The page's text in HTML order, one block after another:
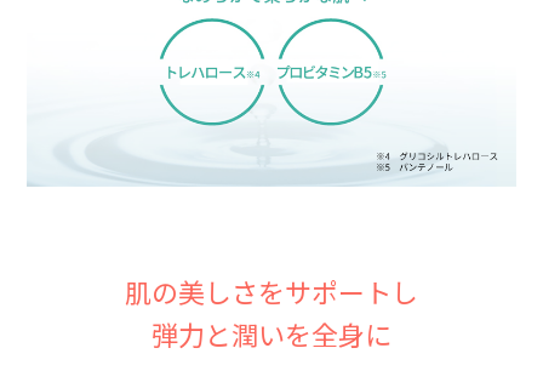
肌の美しさをサポートし
弾力と潤いを全身に